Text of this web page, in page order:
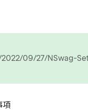
09/27/NSwag-
項